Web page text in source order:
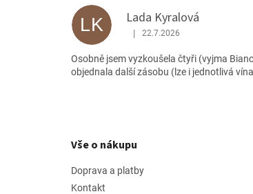
ý
p
i
h
o
e
n
í
LK Lada Kyralová
Hodnocení produktu je 5 z 5
| 22.7.2026
Osobně jsem vyzkoušela čtyři (vyjma
objednala další zásobu (lze i jednotlivá
Vše o nákupu
Doprava a platby
Kontakt